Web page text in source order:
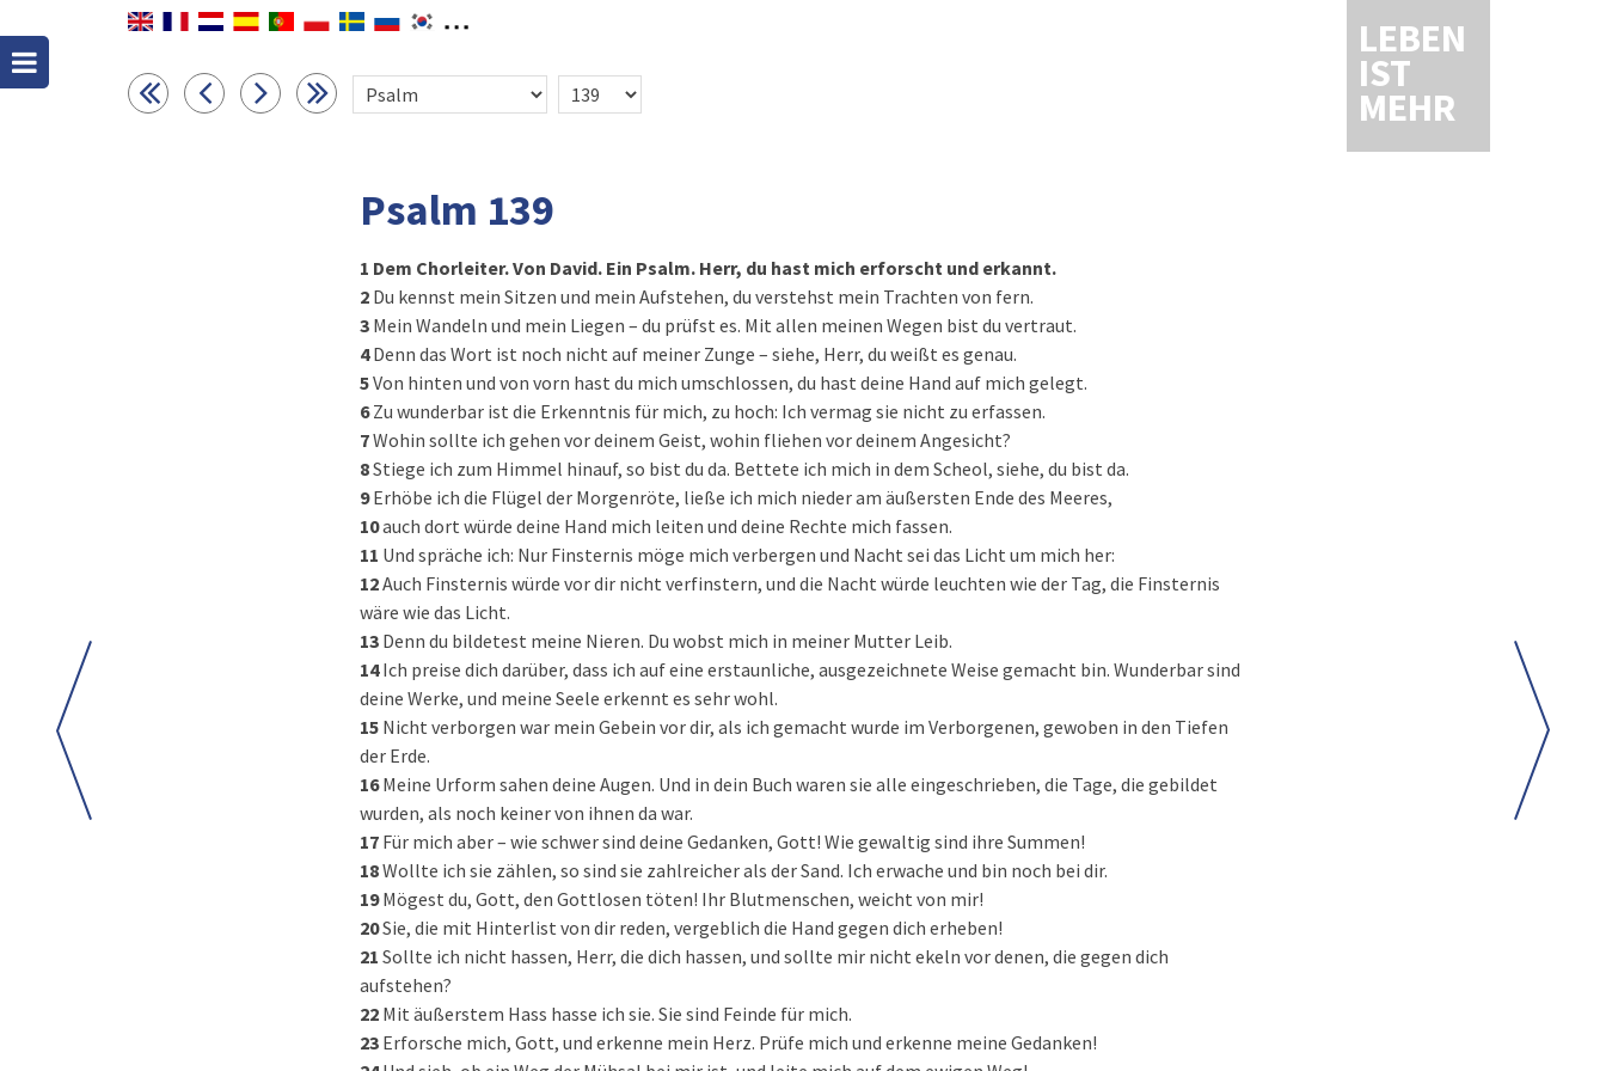
LEBEN
IST
MEHR
Psalm 139
1 Dem Chorleiter. Von David. Ein Psalm. Herr, du hast mich erforscht und erkannt.
2 Du kennst mein Sitzen und mein Aufstehen, du verstehst mein Trachten von fern.
3 Mein Wandeln und mein Liegen – du prüfst es. Mit allen meinen Wegen bist du vertraut.
4Denn das Wort ist noch nicht auf meiner Zunge – siehe, Herr, du weißt es genau.
5Von hinten und von vorn hast du mich umschlossen, du hast deine Hand auf mich gelegt.
6Zu wunderbar ist die Erkenntnis für mich, zu hoch: Ich vermag sie nicht zu erfassen.
7Wohin sollte ich gehen vor deinem Geist, wohin fliehen vor deinem Angesicht?
8Stiege ich zum Himmel hinauf, so bist du da. Bettete ich mich in dem Scheol, siehe, du bist da.
9Erhöbe ich die Flügel der Morgenröte, ließe ich mich nieder am äußersten Ende des Meeres,
10auch dort würde deine Hand mich leiten und deine Rechte mich fassen.
11 Und spräche ich: Nur Finsternis möge mich verbergen und Nacht sei das Licht um mich her:
12Auch Finsternis würde vor dir nicht verfinstern, und die Nacht würde leuchten wie der Tag, die Finsternis
wäre wie das Licht.
13 Denn du bildetest meine Nieren. Du wobst mich in meiner Mutter Leib.
14Ich preise dich darüber, dass ich auf eine erstaunliche, ausgezeichnete Weise gemacht bin. Wunderbar sind
deine Werke, und meine Seele erkennt es sehr wohl.
15 Nicht verborgen war mein Gebein vor dir, als ich gemacht wurde im Verborgenen, gewoben in den Tiefen
der Erde.
16Meine Urform sahen deine Augen. Und in dein Buch waren sie alle eingeschrieben, die Tage, die gebildet
wurden, als noch keiner von ihnen da war.
17 Für mich aber – wie schwer sind deine Gedanken, Gott! Wie gewaltig sind ihre Summen!
18Wollte ich sie zählen, so sind sie zahlreicher als der Sand. Ich erwache und bin noch bei dir.
19Mögest du, Gott, den Gottlosen töten! Ihr Blutmenschen, weicht von mir!
20Sie, die mit Hinterlist von dir reden, vergeblich die Hand gegen dich erheben!
21 Sollte ich nicht hassen, Herr, die dich hassen, und sollte mir nicht ekeln vor denen, die gegen dich
aufstehen?
22 Mit äußerstem Hass hasse ich sie. Sie sind Feinde für mich.
23 Erforsche mich, Gott, und erkenne mein Herz. Prüfe mich und erkenne meine Gedanken!